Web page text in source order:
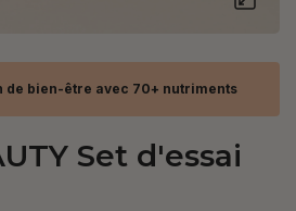
de bien-être avec 70+ nutriments
Set d'essai